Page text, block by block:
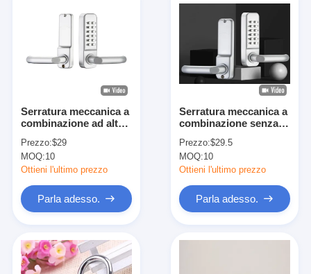
Prodotti
Serratura meccanica a
combinazione ad alta
senza chiave
resistente alle
intemperie
Prezzo:$29
MOQ:10
Ottieni l'ultimo prezzo
Parla adesso.
Serratura meccanica a
combinazione senza
finestra 142 x 42 x 26
mm
Prezzo:$29.5
MOQ:10
Ottieni l'ultimo prezzo
Parla adesso.